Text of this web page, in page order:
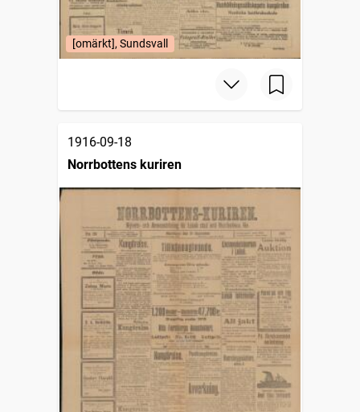
[omärkt], Sundsvall
1916-09-18
Norrbottens kuriren